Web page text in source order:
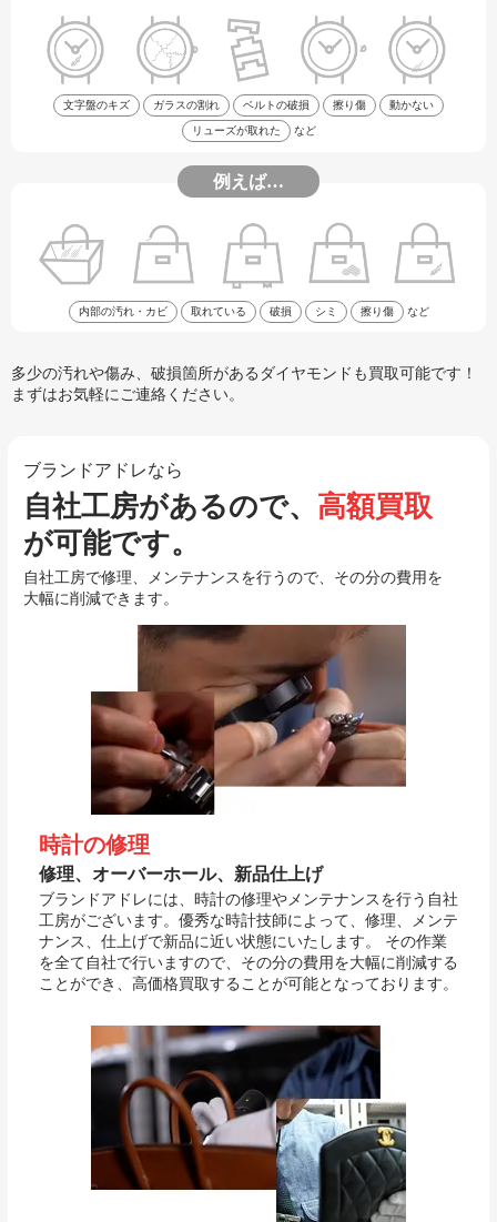
文字盤のキズ ガラスの割れ ベルトの破損 擦り傷 動かない
リューズが取れた など
例えば…
内部の汚れ・カビ 取れている 破損 シミ 擦り傷 など
多少の汚れや傷み、破損箇所があるダイヤモンドも買取可能です！
まずはお気軽にご連絡ください。
ブランドアドレなら
自社工房があるので、 高額買取
が可能です。
自社工房で修理、メンテナンスを行うので、その分の費用を
大幅に削減できます。
時計の修理
修理、オーバーホール、新品仕上げ
ブランドアドレには、時計の修理やメンテナンスを行う自社
工房がございます。優秀な時計技師によって、修理、メンテ
ナンス、仕上げで新品に近い状態にいたします。 その作業
を全て自社で行いますので、その分の費用を大幅に削減する
ことができ、高価格買取することが可能となっております。